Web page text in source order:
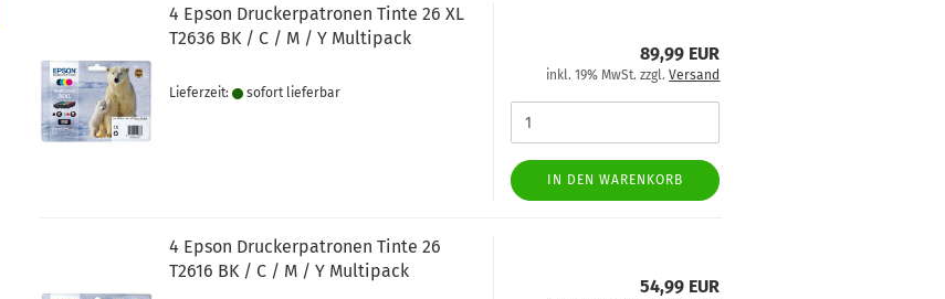
4 Epson Druckerpatronen Tinte 26 XL
T2636 BK / C / M / Y Multipack
Lieferzeit: sofort lie­fer­bar
89,99 EUR
inkl. 19% MwSt. zzgl.Versand
IN DEN WARENKORB
4 Epson Druckerpatronen Tinte 26
T2616 BK / C / M / Y Multipack
54,99 EUR